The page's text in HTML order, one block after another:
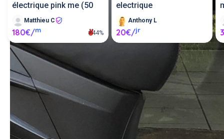
électrique pink me (50
Matthieu C
180€/m 44%
electrique
Anthony L
20€/jr
Louer un scooter entre
particuliers ou proposer un
scooter en location.
Poster une annonce